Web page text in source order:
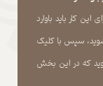
کار باید باوارد
سپس با کلیک
که در این بخش